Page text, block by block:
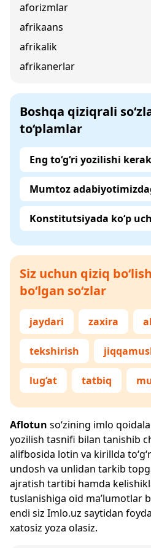
aforizmlar
afrikaans
afrikalik
afrikanerlar
Boshqa qiziqrali
to‘plamlar
Eng to‘g‘ri yozilishi
Mumtoz
Konstitutsiyada ko‘p
Siz uchun qiziq
bo‘lgan so‘zlar
jaydari zaxira
tekshirish
lug‘at tatbiq
Aflotun so‘zining imlo
yozilish tasnifi bilan tanishib
alifbosida lotin va kirillda
undosh va unlidan tarkib
ajratish tartibi hamda
tuslanishiga oid ma’lumotlar
endi siz Imlo.uz saytidan
xatosiz yoza olasiz.